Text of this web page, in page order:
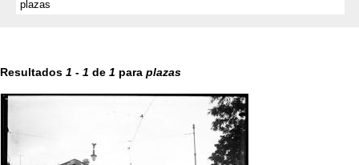
Resultados 1 - 1 de 1 para plazas